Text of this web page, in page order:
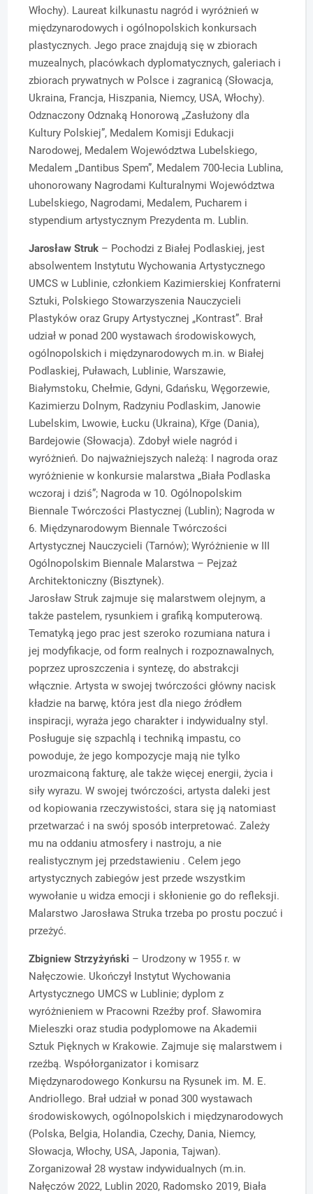
Włochy). Laureat kilkunastu nagród i wyróżnień w
międzynarodowych i ogólnopolskich konkursach
plastycznych. Jego prace znajdują się w zbiorach
muzealnych, placówkach dyplomatycznych, galeriach i
zbiorach prywatnych w Polsce i zagranicą (Słowacja,
Ukraina, Francja, Hiszpania, Niemcy, USA, Włochy).
Odznaczony Odznaką Honorową „Zasłużony dla
Kultury Polskiej”, Medalem Komisji Edukacji
Narodowej, Medalem Województwa Lubelskiego,
Medalem „Dantibus Spem”, Medalem 700-lecia Lublina,
uhonorowany Nagrodami Kulturalnymi Województwa
Lubelskiego, Nagrodami, Medalem, Pucharem i
stypendium artystycznym Prezydenta m. Lublin.
Jarosław Struk – Pochodzi z Białej Podlaskiej, jest
absolwentem Instytutu Wychowania Artystycznego
UMCS w Lublinie, członkiem Kazimierskiej Konfraterni
Sztuki, Polskiego Stowarzyszenia Nauczycieli
Plastyków oraz Grupy Artystycznej „Kontrast”. Brał
udział w ponad 200 wystawach środowiskowych,
ogólnopolskich i międzynarodowych m.in. w Białej
Podlaskiej, Puławach, Lublinie, Warszawie,
Białymstoku, Chełmie, Gdyni, Gdańsku, Węgorzewie,
Kazimierzu Dolnym, Radzyniu Podlaskim, Janowie
Lubelskim, Lwowie, Łucku (Ukraina), Křge (Dania),
Bardejowie (Słowacja). Zdobył wiele nagród i
wyróżnień. Do najważniejszych należą: I nagroda oraz
wyróżnienie w konkursie malarstwa „Biała Podlaska
wczoraj i dziś”; Nagroda w 10. Ogólnopolskim
Biennale Twórczości Plastycznej (Lublin); Nagroda w
6. Międzynarodowym Biennale Twórczości
Artystycznej Nauczycieli (Tarnów); Wyróżnienie w III
Ogólnopolskim Biennale Malarstwa – Pejzaż
Architektoniczny (Bisztynek).
Jarosław Struk zajmuje się malarstwem olejnym, a
także pastelem, rysunkiem i grafiką komputerową.
Tematyką jego prac jest szeroko rozumiana natura i
jej modyfikacje, od form realnych i rozpoznawalnych,
poprzez uproszczenia i syntezę, do abstrakcji
włącznie. Artysta w swojej twórczości główny nacisk
kładzie na barwę, która jest dla niego źródłem
inspiracji, wyraża jego charakter i indywidualny styl.
Posługuje się szpachlą i techniką impastu, co
powoduje, że jego kompozycje mają nie tylko
urozmaiconą fakturę, ale także więcej energii, życia i
siły wyrazu. W swojej twórczości, artysta daleki jest
od kopiowania rzeczywistości, stara się ją natomiast
przetwarzać i na swój sposób interpretować. Zależy
mu na oddaniu atmosfery i nastroju, a nie
realistycznym jej przedstawieniu . Celem jego
artystycznych zabiegów jest przede wszystkim
wywołanie u widza emocji i skłonienie go do refleksji.
Malarstwo Jarosława Struka trzeba po prostu poczuć i
przeżyć.
Zbigniew Strzyżyński – Urodzony w 1955 r. w
Nałęczowie. Ukończył Instytut Wychowania
Artystycznego UMCS w Lublinie; dyplom z
wyróżnieniem w Pracowni Rzeźby prof. Sławomira
Mieleszki oraz studia podyplomowe na Akademii
Sztuk Pięknych w Krakowie. Zajmuje się malarstwem i
rzeźbą. Współorganizator i komisarz
Międzynarodowego Konkursu na Rysunek im. M. E.
Andriollego. Brał udział w ponad 300 wystawach
środowiskowych, ogólnopolskich i międzynarodowych
(Polska, Belgia, Holandia, Czechy, Dania, Niemcy,
Słowacja, Włochy, USA, Japonia, Tajwan).
Zorganizował 28 wystaw indywidualnych (m.in.
Nałęczów 2022, Lublin 2020, Radomsko 2019, Biała